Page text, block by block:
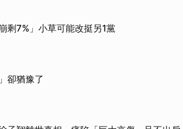
剩7%」小草可能改挺另1黨
卻猶豫了